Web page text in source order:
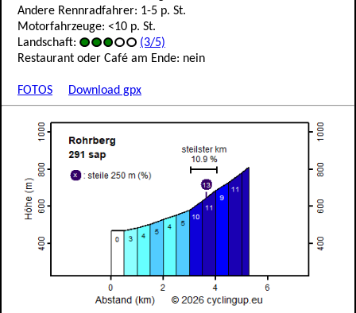
Andere Rennradfahrer: 1-5 p. St.
Motorfahrzeuge: <10 p. St.
Landschaft:
(3/5)
Restaurant oder Café am Ende: nein
FOTOS Download gpx